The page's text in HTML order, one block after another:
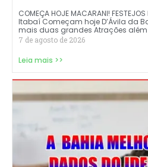
COMEÇA HOJE MACARANI!
Itabaí Começam hoje D’Ávila da
mais duas grandes Atrações
7 de agosto de 2026
Leia mais >>